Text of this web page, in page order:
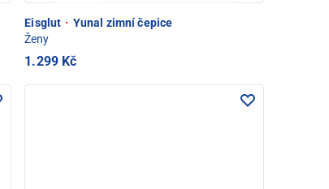
Eisglut · Yunal zimní čepice
Ženy
1.299 Kč